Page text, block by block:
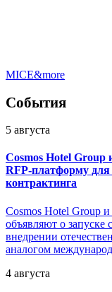
MICE&more
События
5 августа
Cosmos Hotel Group
RFP-платформу для
контрактинга
Cosmos Hotel Group
объявляют о запуске
внедрении
аналогом
4 августа